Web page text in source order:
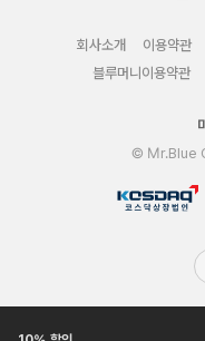
회사소개 이용약관
블루머니이용약관
© Mr.Blue